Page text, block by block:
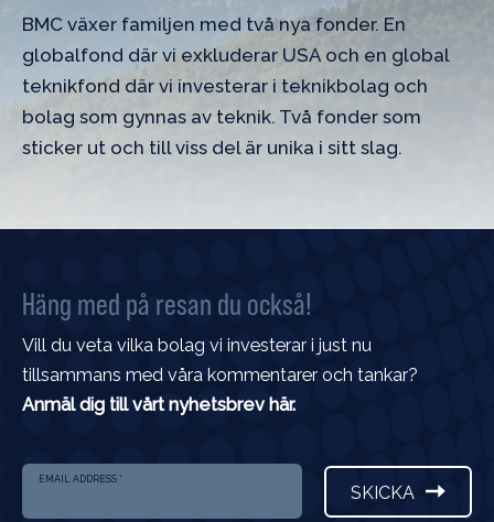
BMC växer familjen med två nya fonder. En
globalfond där vi exkluderar USA och en global
teknikfond där vi investerar i teknikbolag och
bolag som gynnas av teknik. Två fonder som
sticker ut och till viss del är unika i sitt slag.
Häng med på resan du också!
Vill du veta vilka bolag vi investerar i just nu
tillsammans med våra kommentarer och tankar?
Anmäl dig till vårt nyhetsbrev här.
EMAIL ADDRESS *
SKICKA